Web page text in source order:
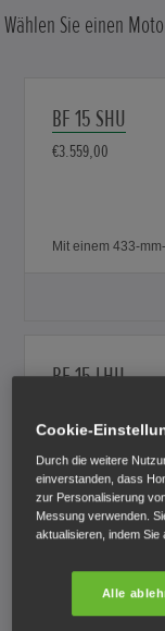
Wählen Sie einen
BF 15 SHU
€3.559,00
Mit einem 433-
BF 15 LHU
Mit einem 563-
Cookie-
Durch die weitere
einverstanden, dass
zur Personalisierung
Messung verwenden.
aktualisieren, indem Sie
Alle